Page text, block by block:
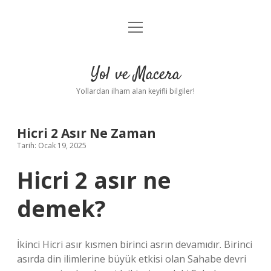
Anasayfa
Yasal Uyarı
menüyü
Yol ve Macera
Yollardan ilham alan keyifli bilgiler!
Hicri 2 Asır Ne Zaman
Tarih: Ocak 19, 2025
Hicri 2 asır ne
demek?
İkinci Hicri asır kısmen birinci asrın devamıdır. Birinci
asırda din ilimlerine büyük etkisi olan Sahabe devri